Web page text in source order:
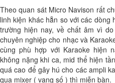
Theo quan sát Micro Navison rất
linh kiện khác hẵn so với các
trường hiện nay, về chất âm vì
chuyên nghiệp cho nhạc và
cùng phù hợp với Karaoke hiện
không nặng khi ca, mid thể hiện
quá cao để gây hú cho các ampli
qua mixer ( vang số ) thì miễn bàn.